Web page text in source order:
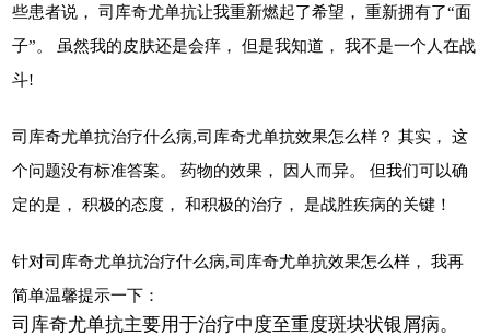
些患者说， 司库奇尤单抗让我重新燃起了希望， 重新拥有了“面
子”。 虽然我的皮肤还是会痒， 但是我知道， 我不是一个人在战
斗!
司库奇尤单抗治疗什么病,司库奇尤单抗效果怎么样？ 其实， 这
个问题没有标准答案。 药物的效果， 因人而异。 但我们可以确
定的是， 积极的态度， 和积极的治疗， 是战胜疾病的关键！
针对司库奇尤单抗治疗什么病,司库奇尤单抗效果怎么样， 我再
简单温馨提示一下：
司库奇尤单抗主要用于治疗中度至重度斑块状银屑病。